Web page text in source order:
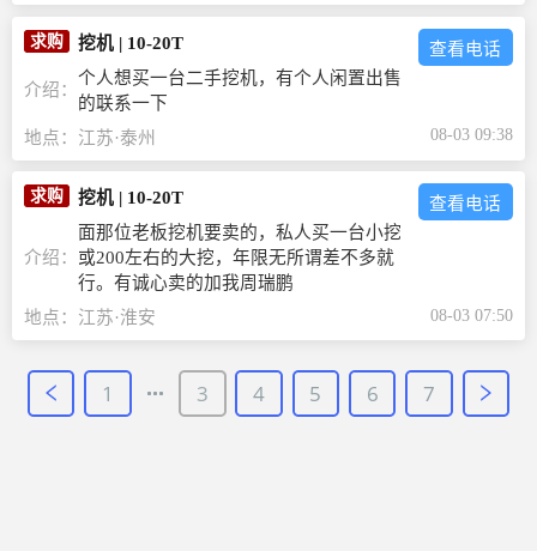
求购 挖机 | 10-20T
介绍：
个人想买一台二手挖机，有个人闲置出售
的联系一下
查看电话
地点： 江苏·泰州 08-03 09:38
求购 挖机 | 10-20T
介绍：
面那位老板挖机要卖的，私人买一台小挖
或200左右的大挖，年限无所谓差不多就
行。有诚心卖的加我周瑞鹏
查看电话
地点： 江苏·淮安 08-03 07:50
1 3 4 5 6 7